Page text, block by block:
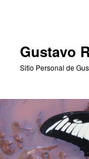
Gustavo
Sitio Personal de